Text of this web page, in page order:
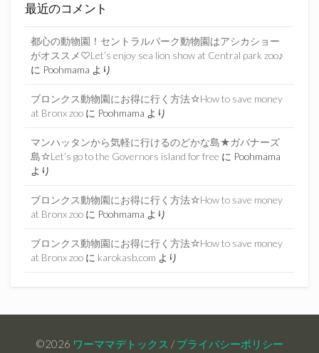
最近のコメント
都心の動物園！セントラルパーク動物園はアシカショー
がオススメ♡Let’s enjoy sea lion show at Central park zoo♪
に Poohmama より
ブロンクス動物園にお得に行く方法☆How to save money
at Bronx zoo に Poohmama より
マンハッタンから気軽に行けるのどかな島★ガバナーズ
島☆Let’s go to the Governors island for free に Poohmama
より
ブロンクス動物園にお得に行く方法☆How to save money
at Bronx zoo に Poohmama より
ブロンクス動物園にお得に行く方法☆How to save money
at Bronx zoo に karokasb.com より
©2026 ワーママデトックス / プライバシーポリシー